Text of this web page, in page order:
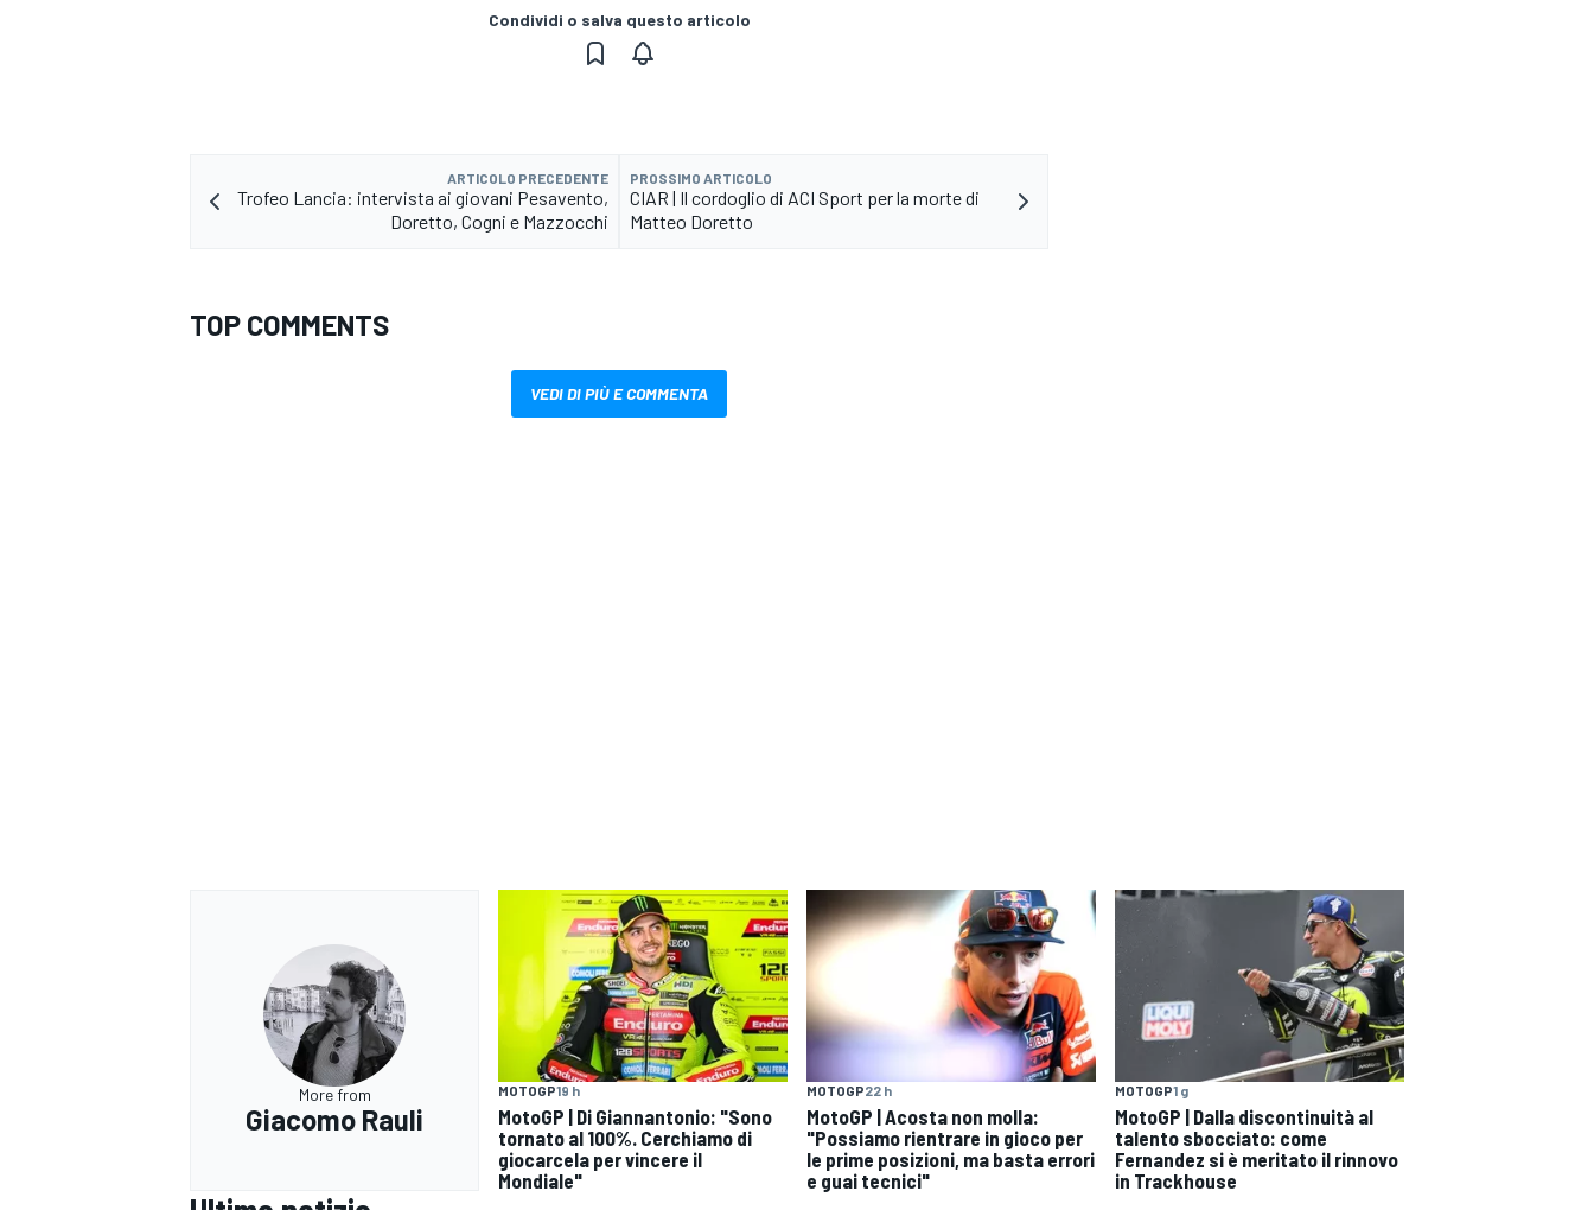
Condividi o salva questo articolo
ARTICOLO PRECEDENTE
Trofeo Lancia: intervista ai giovani Pesavento,
Doretto, Cogni e Mazzocchi
PROSSIMO ARTICOLO
CIAR | Il cordoglio di ACI Sport per la morte di
Matteo Doretto
TOP COMMENTS
VEDI DI PIÙ E COMMENTA
More from
Giacomo Rauli
MOTOGP19 h
MotoGP | Di Giannantonio: "Sono
tornato al 100%. Cerchiamo di
giocarcela per vincere il
Mondiale"
MOTOGP22 h
MotoGP | Acosta non molla:
"Possiamo rientrare in gioco per
le prime posizioni, ma basta errori
e guai tecnici"
MOTOGP1 g
MotoGP | Dalla discontinuità al
talento sbocciato: come
Fernandez si è meritato il rinnovo
in Trackhouse